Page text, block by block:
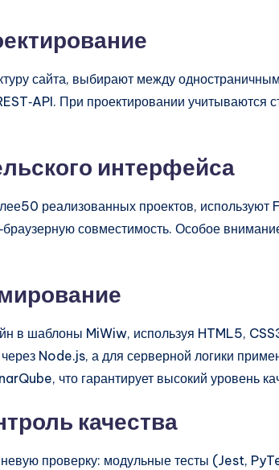
сайта, выбирают между
При проектировании учитываются
интерфейса
реализованных проектов, используют
совместимость. Особое
в шаблоны MiWiw, используя HTML5,
Node.js, а для серверной логики
что гарантирует высокий уровень
качества
проверку: модульные тесты (Jest,